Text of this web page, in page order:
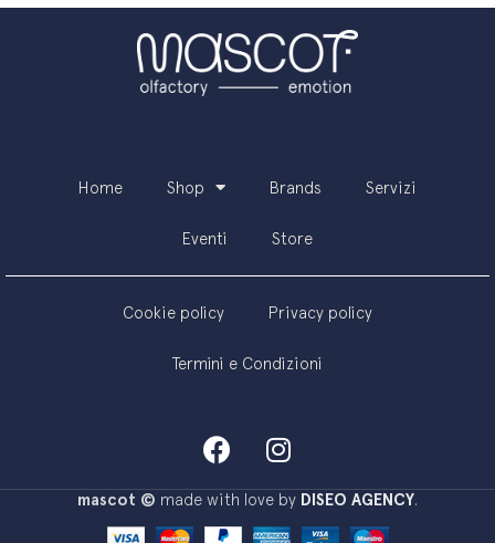
Home Shop Brands Servizi
Eventi Store
Cookie policy Privacy policy
Termini e Condizioni
mascot © made with love by DISEO AGENCY.